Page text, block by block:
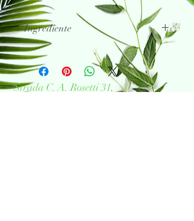
Ingrediente
Ingrediente 100% naturale, ceara
de soia, uleiuri parfumante pure.
Strada C. A. Rosetti 31,